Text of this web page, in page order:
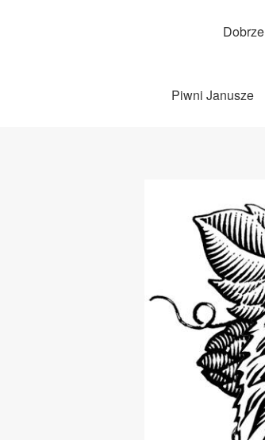
Piwni Janusze